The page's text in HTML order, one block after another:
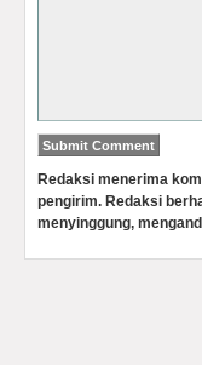
Redaksi menerima
pengirim. Redaksi
menyinggung,